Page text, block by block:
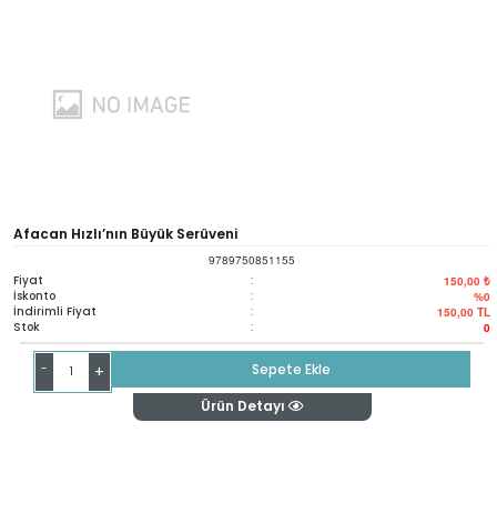
Afacan Hızlı’nın Büyük Serüveni
9789750851155
Fiyat : 150,00 ₺
İskonto : %0
İndirimli Fiyat : 150,00 TL
Stok : 0
- +
Sepete Ekle
Ürün Detayı